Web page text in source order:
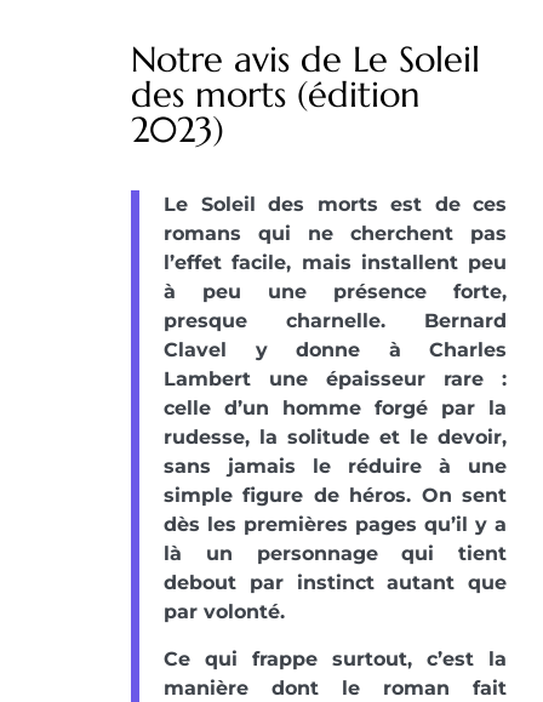
Notre avis de Le Soleil
des morts (édition
2023)
Le Soleil des morts est de ces
romans qui ne cherchent pas
l’effet facile, mais installent peu
à peu une présence forte,
presque charnelle. Bernard
Clavel y donne à Charles
Lambert une épaisseur rare :
celle d’un homme forgé par la
rudesse, la solitude et le devoir,
sans jamais le réduire à une
simple figure de héros. On sent
dès les premières pages qu’il y a
là un personnage qui tient
debout par instinct autant que
par volonté.
Ce qui frappe surtout, c’est la
manière dont le roman fait